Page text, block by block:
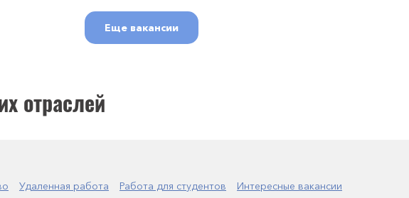
Еще вакансии
отраслей
Удаленная работа Работа для студентов
Интересные вакансии